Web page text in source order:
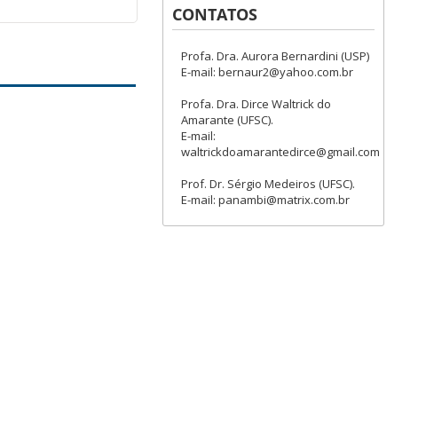
CONTATOS
Profa. Dra. Aurora Bernardini (USP)
E-mail: bernaur2@yahoo.com.br
Profa. Dra. Dirce Waltrick do
Amarante (UFSC).
E-mail:
waltrickdoamarantedirce@gmail.com
Prof. Dr. Sérgio Medeiros (UFSC).
E-mail: panambi@matrix.com.br